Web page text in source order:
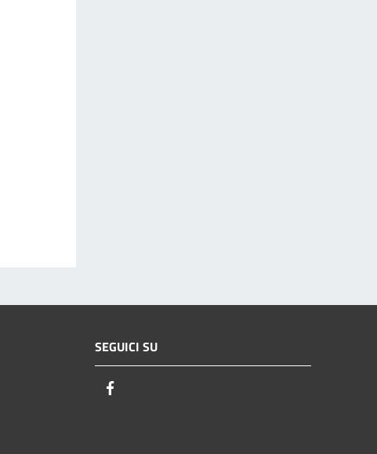
SEGUICI SU